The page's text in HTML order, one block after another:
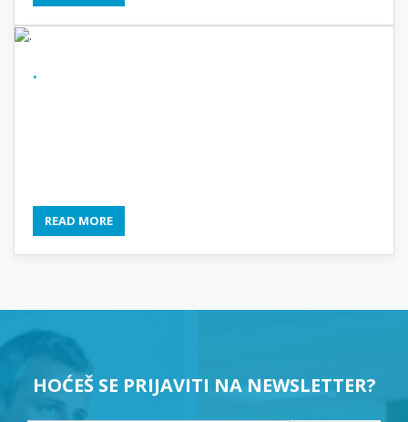
.
READ MORE
HOĆEŠ SE PRIJAVITI NA NEWSLETTER?